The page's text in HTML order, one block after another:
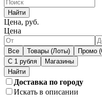
Найти
Цена, руб.
Цена
Все Товары (Лоты) Промо
С 1 рубля
Магазины
Доставка по городу
Искать в описании